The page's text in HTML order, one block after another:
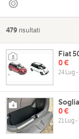
479 risultati
8
Fiat
0 €
24 Lug
4
0 €
21 Lug